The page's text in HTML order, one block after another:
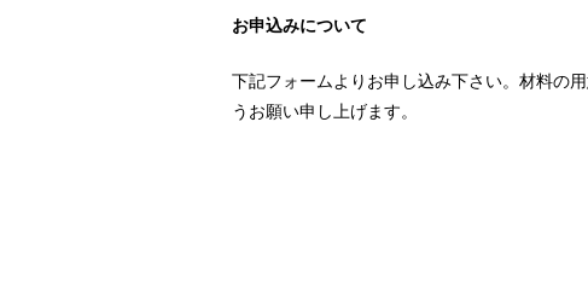
お申込みについて
下記フォームよりお申し込み下さい。材料の
うお願い申し上げます。